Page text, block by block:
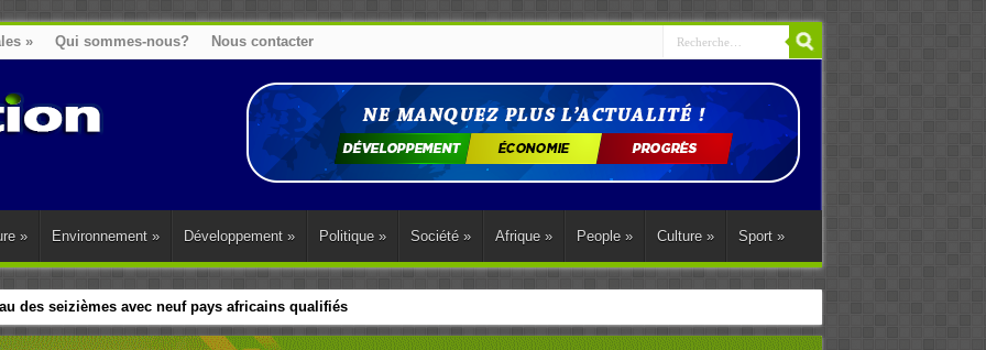
» Qui sommes-nous? Nous contacter
» Environnement » Développement » Politique » Société » Afrique » People » Culture » Sport »
des seizièmes avec neuf pays africains qualifiés
diaspora tentent de parler d’une seule voix sur la question des réparations